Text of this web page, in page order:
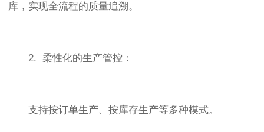
库，实现全流程的质量追溯。
2. 柔性化的生产管控：
支持按订单生产、按库存生产等多种模式。